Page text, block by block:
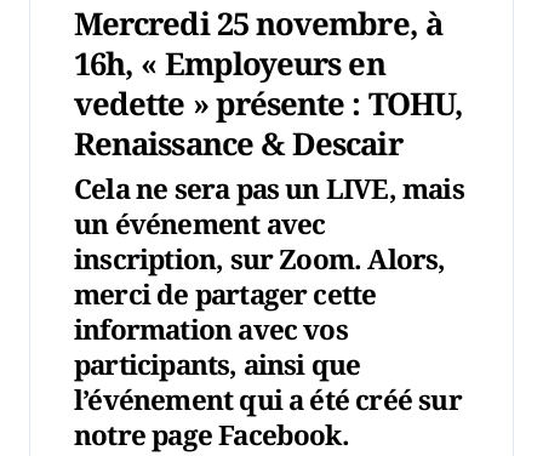
Mercredi25 novembre, à
16h, « Employeurs en
vedette » présente : TOHU,
Renaissance & Descair
Cela ne sera pas un LIVE, mais
un événement avec
inscription, sur Zoom. Alors,
merci de partager cette
information avec vos
participants, ainsi que
l’événement qui a été créé sur
notre page Facebook.